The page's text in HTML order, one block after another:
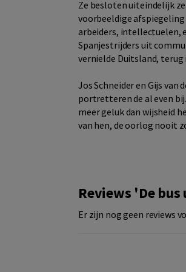
Ze besloten uiteindelijk
voorbeeldige afspiegeling
arbeiders, intellectuelen,
Spanjestrijders uit
vernielde Duitsland, terug
Jos Schneider en Gijs van
portretteren de al even
meer geluk dan wijsheid
van hen, de oorlog nooit
Reviews 'De
Er zijn nog geen reviews